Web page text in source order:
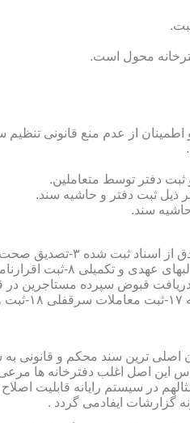
اصلی ترین سند محکم و
اصل اغلب دفترخانه ها مرعی به
در سیستم رایانه قابلیت
گزارشات ایفادمی گردد .